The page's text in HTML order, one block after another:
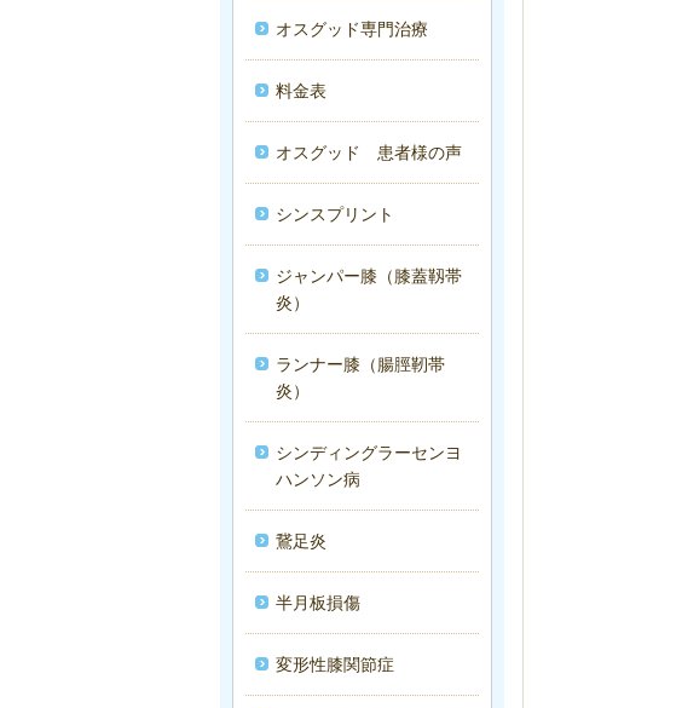
オスグッド専門治療
料金表
オスグッド 患者様の声
シンスプリント
ジャンパー膝（膝蓋靱帯
炎）
ランナー膝（腸脛靭帯
炎）
シンディングラーセンヨ
ハンソン病
鵞足炎
半月板損傷
変形性膝関節症